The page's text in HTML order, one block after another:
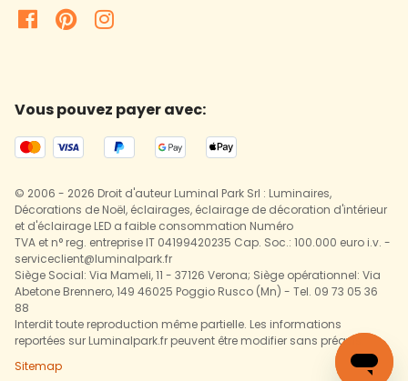
Vous pouvez payer avec:
© 2006 - 2026 Droit d'auteur Luminal Park Srl : Luminaires,
Décorations de Noël, éclairages, éclairage de décoration d'intérieur
et d'éclairage LED a faible consommation Numéro
TVA et n° reg. entreprise IT 04199420235 Cap. Soc.: 100.000 euro i.v. -
serviceclient@luminalpark.fr
Siège Social: Via Mameli, 11 - 37126 Verona; Siège opérationnel: Via
Abetone Brennero, 149 46025 Poggio Rusco (Mn) - Tel. 09 73 05 36
88
Interdit toute reproduction même partielle. Les informations
reportées sur Luminalpark.fr peuvent être modifier sans préavis.
Sitemap